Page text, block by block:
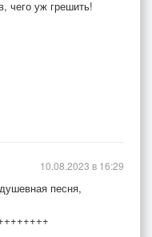
чего уж грешить!
песня,
10.08.2023 в 16:29